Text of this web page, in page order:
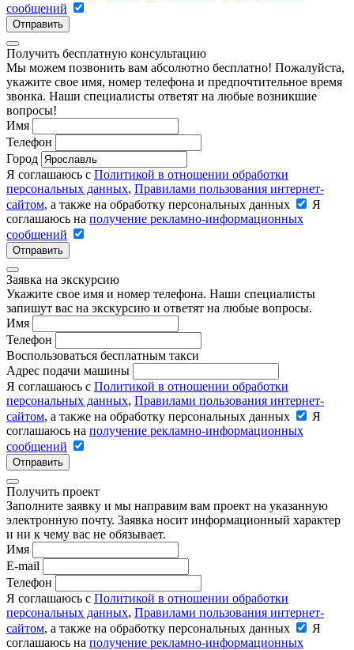
сообщений
Отправить
Получить бесплатную консультацию
Мы можем позвонить вам абсолютно бесплатно! Пожалуйста,
укажите свое имя, номер телефона и предпочтительное время
звонка. Наши специалисты ответят на любые возникшие
вопросы!
Имя
Телефон
Город
Я соглашаюсь с Политикой в отношении обработки
персональных данных, Правилами пользования интернет-
сайтом, а также на обработку персональных данных
Я
соглашаюсь на получение рекламно-информационных
сообщений
Отправить
Заявка на экскурсию
Укажите свое имя и номер телефона. Наши специалисты
запишут вас на экскурсию и ответят на любые вопросы.
Имя
Телефон
Воспользоваться бесплатным такси
Адрес подачи машины
Я соглашаюсь с Политикой в отношении обработки
персональных данных, Правилами пользования интернет-
сайтом, а также на обработку персональных данных
Я
соглашаюсь на получение рекламно-информационных
сообщений
Отправить
Получить проект
Заполните заявку и мы направим вам проект на указанную
электронную почту. Заявка носит информационный характер
и ни к чему вас не обязывает.
Имя
E-mail
Телефон
Я соглашаюсь с Политикой в отношении обработки
персональных данных, Правилами пользования интернет-
сайтом, а также на обработку персональных данных
Я
соглашаюсь на получение рекламно-информационных